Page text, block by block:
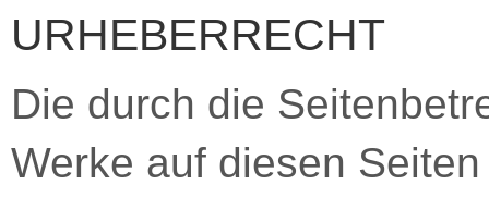
URHEBERRECHT
Die durch die
Werke auf diesen